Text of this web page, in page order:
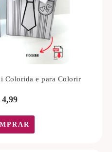
Colorida e para Colorir